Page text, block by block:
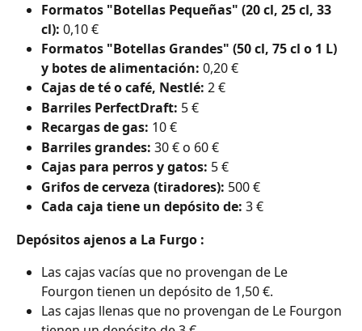
Formatos "Botellas Pequeñas" (20 cl, 25 cl, 33
cl): 0,10 €
Formatos "Botellas Grandes" (50 cl, 75 cl o 1 L)
y botes de alimentación: 0,20 €
Cajas de té o café, Nestlé: 2 €
Barriles PerfectDraft: 5 €
Recargas de gas: 10 €
Barriles grandes: 30 € o 60 €
Cajas para perros y gatos: 5 €
Grifos de cerveza (tiradores): 500 €
Cada caja tiene un depósito de: 3 €
Depósitos ajenos a La Furgo :
Las cajas vacías que no provengan de Le
Fourgon tienen un depósito de 1,50 €.
Las cajas llenas que no provengan de Le Fourgon